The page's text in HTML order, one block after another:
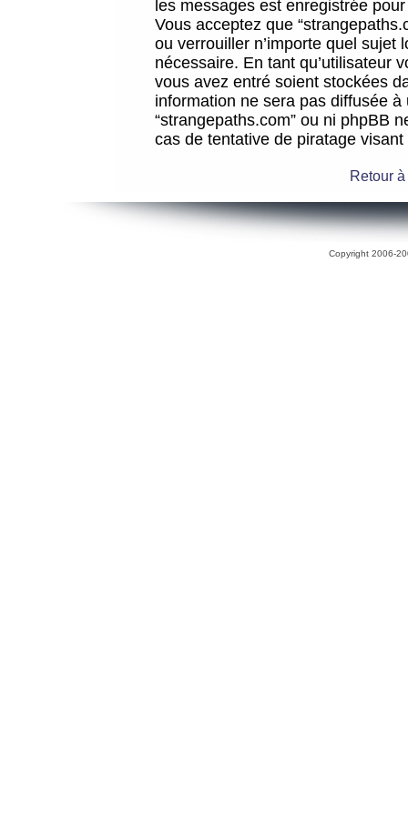
les messages est enregistrée
Vous acceptez que
ou verrouiller n’importe quel sujet
nécessaire. En tant qu’utilisateur
vous avez entré soient stockées
information ne sera pas diffusée
“strangepaths.com” ou ni phpBB
cas de tentative de piratage
Retour
Copyright 2006-